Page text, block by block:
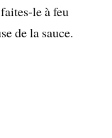
le à feu
de la sauce.